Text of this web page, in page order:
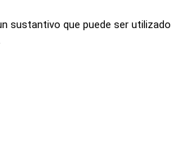
sustantivo que puede ser utilizado